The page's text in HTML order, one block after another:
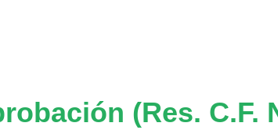
(Res. C.F.